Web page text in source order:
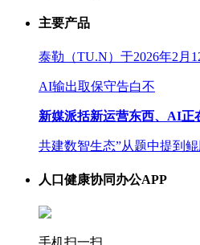
主要产品
泰勒（TU.N）于2026年2月
AI输出取保守告白不
新媒派括新运营东西、AI正
共建数智生态”从题中提到
人口健康协同办公APP